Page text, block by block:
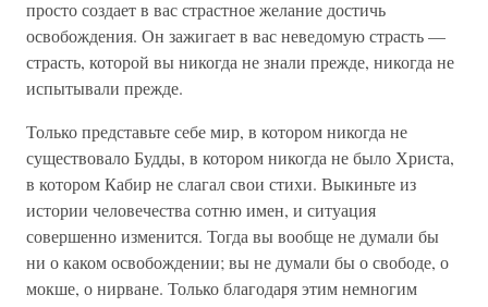
просто создает в вас страстное желание достичь
освобождения. Он зажигает в вас неведомую страсть —
страсть, которой вы никогда не знали прежде, никогда не
испытывали прежде.
Только представьте себе мир, в котором никогда не
существовало Будды, в котором никогда не было Христа,
в котором Кабир не слагал свои стихи. Выкиньте из
истории человечества сотню имен, и ситуация
совершенно изменится. Тогда вы вообще не думали бы
ни о каком освобождении; вы не думали бы о свободе, о
мокше, о нирване. Только благодаря этим немногим